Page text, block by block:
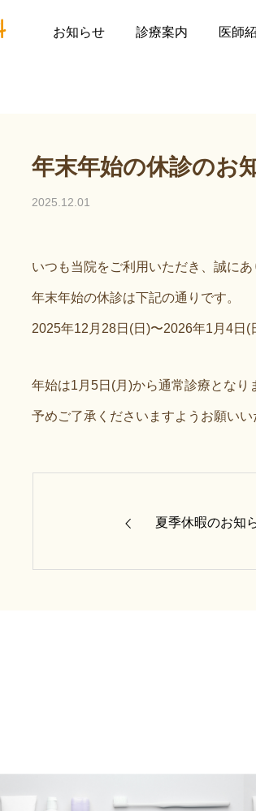
お知らせ 診療案内 医師
お知らせ 年末年始の休診のお知らせ
年末年始の休診のお
2025.12.01
いつも当院をご利用いただき、誠にあ
年末年始の休診は下記の通りです。
2025年12月28日(日)〜2026年1月4日(
年始は1月5日(月)から通常診療となり
予めご了承くださいますようお願いい
夏季休暇のお知